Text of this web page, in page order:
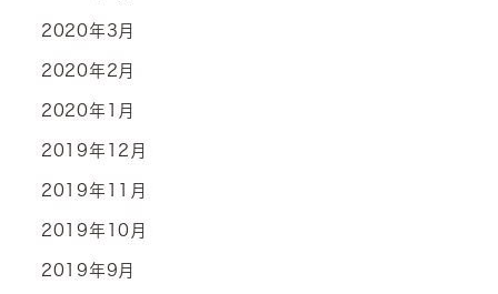
2020年3月
2020年2月
2020年1月
2019年12月
2019年11月
2019年10月
2019年9月